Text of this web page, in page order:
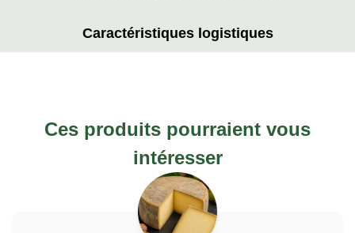
Caractéristiques logistiques
Ces produits pourraient vous
intéresser